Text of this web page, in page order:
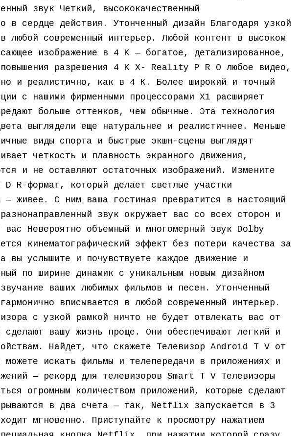
звук Четкий, высококачественный
в сердце действия. Утонченный дизайн Благодаря узкой
любой современный интерьер. Любой контент в высоком
изображение в 4 K — богатое, детализированное,
разрешения 4 K X- Reality P R O любое видео,
и реалистично, как в 4 К. Более широкий и точный
с нашими фирменными процессорами X1 расширяет
больше оттенков, чем обычные. Эта технология
выглядели еще натуральнее и реалистичнее. Меньше
виды спорта и быстрые экшн-сцены выглядят
четкость и плавность экранного движения,
и не оставляют остаточных изображений. Измените
формат, который делает светлые участки
живее. С ним ваша гостиная превратится в настоящий
звук окружает вас со всех сторон и
Невероятно объемный и многомерный звук Dolby
кинематографический эффект без потери качества за
вы услышите и почувствуете каждое движение и
по ширине динамик с уникальным новым дизайном
ваших любимых фильмов и песен. Утонченный
вписывается в любой современный интерьер.
с узкой рамкой ничто не будет отвлекать вас от
вашу жизнь проще. Они обеспечивают легкий и
Найдет, что скажете Телевизор Android T V от
искать фильмы и телепередачи в приложениях и
— рекорд для телевизоров Smart T V Телевизоры
огромным количеством приложений, которые сделают
в два счета — так, Netflix запускается в 3
мгновенно. Приступайте к просмотру нажатием